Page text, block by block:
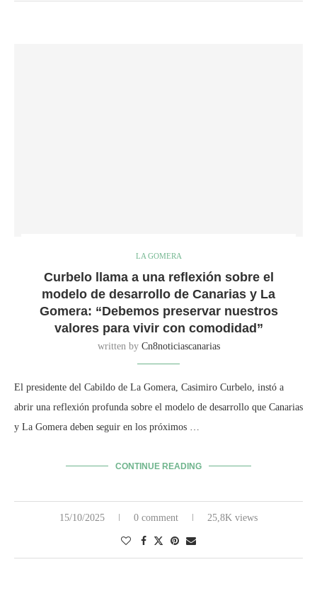
LA GOMERA
Curbelo llama a una reflexión sobre el
modelo de desarrollo de Canarias y La
Gomera: “Debemos preservar nuestros
valores para vivir con comodidad”
written by Cn8noticiascanarias
El presidente del Cabildo de La Gomera, Casimiro Curbelo, instó a
abrir una reflexión profunda sobre el modelo de desarrollo que Canarias
y La Gomera deben seguir en los próximos …
CONTINUE READING
15/10/2025 0 comment 25,8K views